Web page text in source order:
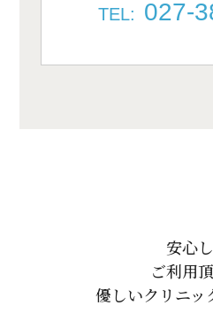
TEL: 027-
安心
ご利用
優しいクリニッ